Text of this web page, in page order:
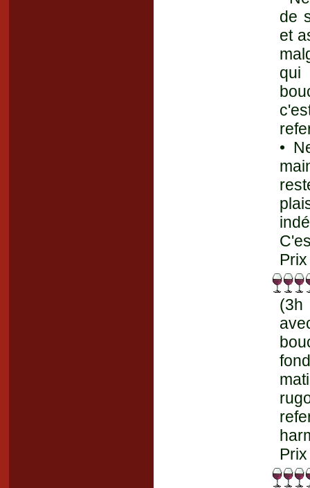
de
et
qui
•
(3h